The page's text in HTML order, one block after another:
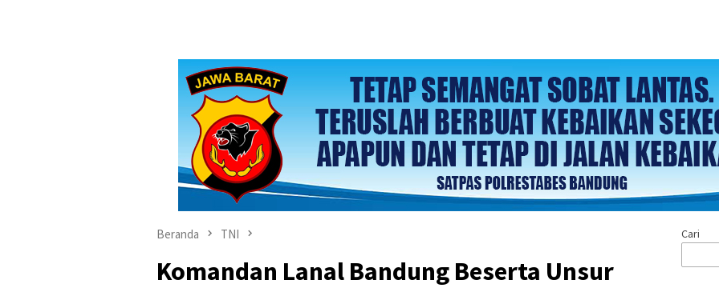
Beranda TNI
Komandan Lanal Bandung Beserta Unsur
Cari